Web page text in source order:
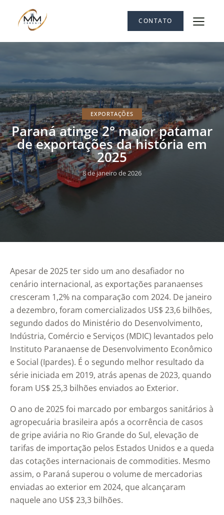
CONTATO
EXPORTAÇÕES
Paraná atinge 2° maior patamar
de exportações da história em
2025
8 de janeiro de 2026
Apesar de 2025 ter sido um ano desafiador no
cenário internacional, as exportações paranaenses
cresceram 1,2% na comparação com 2024. De janeiro
a dezembro, foram comercializados US$ 23,6 bilhões,
segundo dados do Ministério do Desenvolvimento,
Indústria, Comércio e Serviços (MDIC) levantados pelo
Instituto Paranaense de Desenvolvimento Econômico
e Social (Ipardes). É o segundo melhor resultado da
série iniciada em 2019, atrás apenas de 2023, quando
foram US$ 25,3 bilhões enviados ao Exterior.
O ano de 2025 foi marcado por embargos sanitários à
agropecuária brasileira após a ocorrência de casos
de gripe aviária no Rio Grande do Sul, elevação de
tarifas de importação pelos Estados Unidos e a queda
das cotações internacionais de commodities. Mesmo
assim, o Paraná superou o volume de mercadorias
enviadas ao exterior em 2024, que alcançaram
naquele ano US$ 23,3 bilhões.